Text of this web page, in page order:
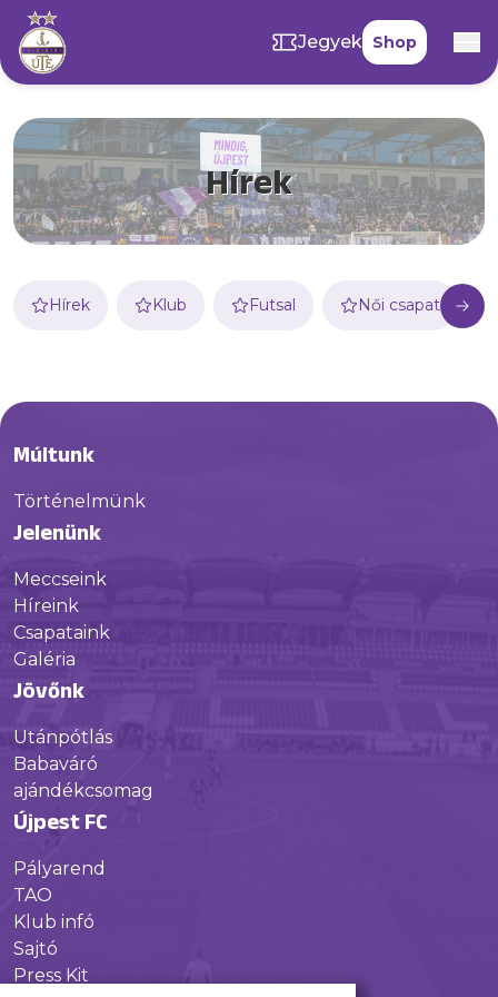
Jegyek Shop
Hírek
Hírek Klub Futsal Női csapat
Múltunk
Történelmünk
Jelenünk
Meccseink
Híreink
Csapataink
Galéria
Jövőnk
Utánpótlás
Babaváró
ajándékcsomag
Újpest FC
Pályarend
TAO
Klub infó
Sajtó
Press Kit